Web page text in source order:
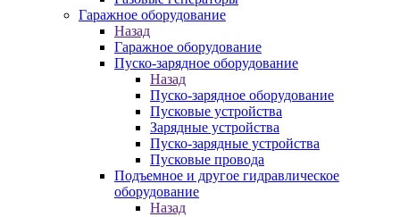
Гаражное оборудование
Назад
Гаражное оборудование
Пуско-зарядное оборудование
Назад
Пуско-зарядное оборудование
Пусковые устройства
Зарядные устройства
Пуско-зарядные устройства
Пусковые провода
Подъемное и другое гидравлическое
оборудование
Назад